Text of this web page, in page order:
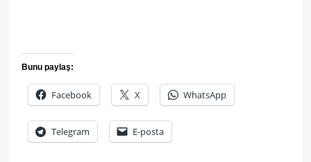
Bunu paylaş:
Facebook X WhatsApp
Telegram E-posta